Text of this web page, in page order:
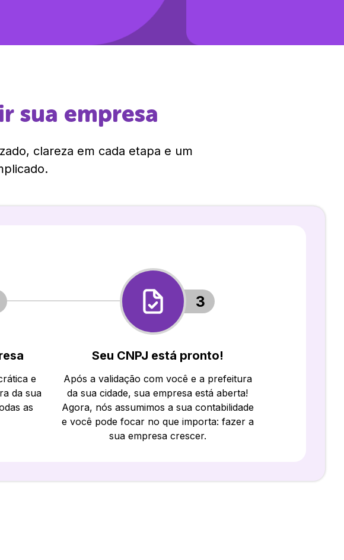
sua empresa
clareza em cada etapa e um
e
da sua
as
3
Seu CNPJ está pronto!
Após a validação com você e a prefeitura
da sua cidade, sua empresa está aberta!
Agora, nós assumimos a sua contabilidade
e você pode focar no que importa: fazer a
sua empresa crescer.